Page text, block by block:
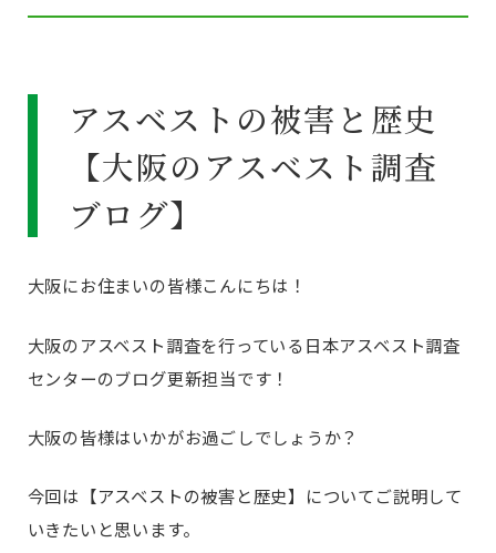
アスベストの被害と歴史
【大阪のアスベスト調査
ブログ】
大阪にお住まいの皆様こんにちは！
大阪のアスベスト調査を行っている日本アスベスト調査
センターのブログ更新担当です！
大阪の皆様はいかがお過ごしでしょうか？
今回は【アスベストの被害と歴史】についてご説明して
いきたいと思います。